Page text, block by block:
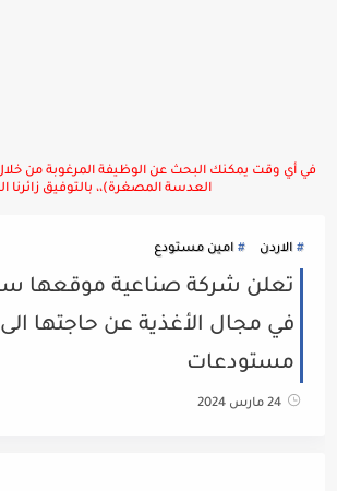
في أي وقت يمكنك البحث عن الوظيفة المرغوبة من خلال
العدسة المصغرة)،، بالتوفيق زائرنا
الاردن امين مستودع
تعلن شركة صناعية موقعها
في مجال الأغذية عن حاجتها
مستودعات
24 مارس 2024